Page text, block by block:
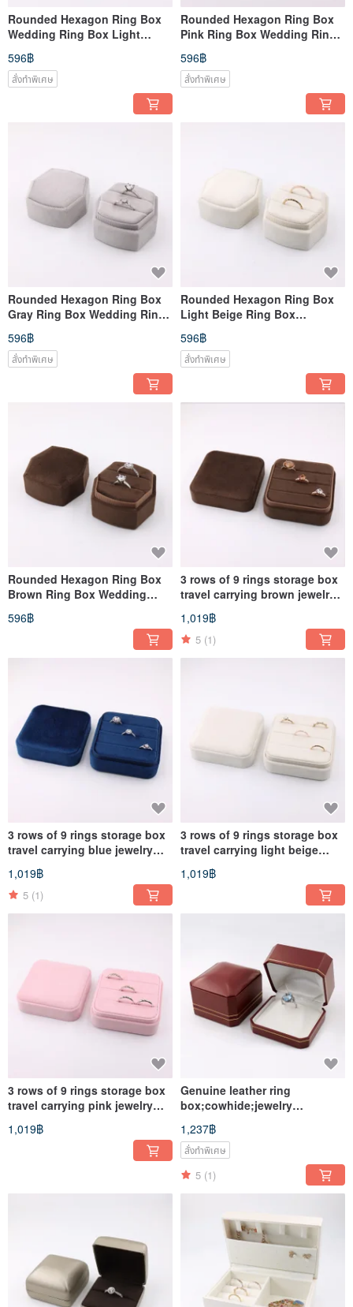
Rounded Hexagon Ring Box
Wedding Ring Box Light
Beige
596฿
สั่งทำพิเศษ
Rounded Hexagon Ring Box
Pink Ring Box Wedding Ring
Box Ring Box
596฿
สั่งทำพิเศษ
Rounded Hexagon Ring Box
Gray Ring Box Wedding Ring
Box Ring Box
596฿
สั่งทำพิเศษ
Rounded Hexagon Ring Box
Light Beige Ring Box
Wedding Ring Box Ring Box
596฿
สั่งทำพิเศษ
Rounded Hexagon Ring Box
Brown Ring Box Wedding
Ring Box Ring Box
596฿
3 rows of 9 rings storage box
travel carrying brown jewelry
1,019฿
5 (1)
3 rows of 9 rings storage box
travel carrying blue jewelry
1,019฿
5 (1)
3 rows of 9 rings storage box
travel carrying light beige
jewelry box
1,019฿
3 rows of 9 rings storage box
travel carrying pink jewelry
1,019฿
Genuine leather ring
box;cowhide;jewelry
box;originally imported from
Japan
1,237฿
สั่งทำพิเศษ
5 (1)